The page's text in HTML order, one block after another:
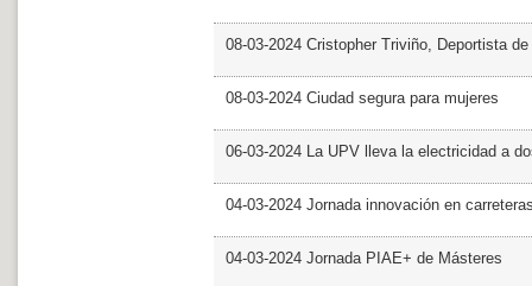
08-03-2024 Cristopher Triviño, Deportista
08-03-2024 Ciudad segura para mujeres
06-03-2024 La UPV lleva la electricidad a
04-03-2024 Jornada innovación en
04-03-2024 Jornada PIAE+ de Másteres